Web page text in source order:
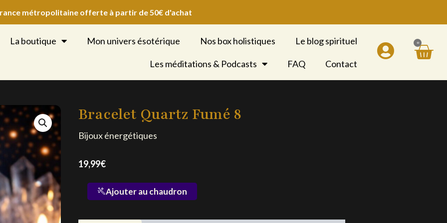
métropolitaine offerte à partir de 50€ d'achat
La boutique Mon univers ésotérique Nos box holistiques Le blog spirituel
Les méditations & Podcasts FAQ Contact
0
Bracelet Quartz Fumé 8
Bijoux énergétiques
19,99€
quantité Ajouter au chaudron